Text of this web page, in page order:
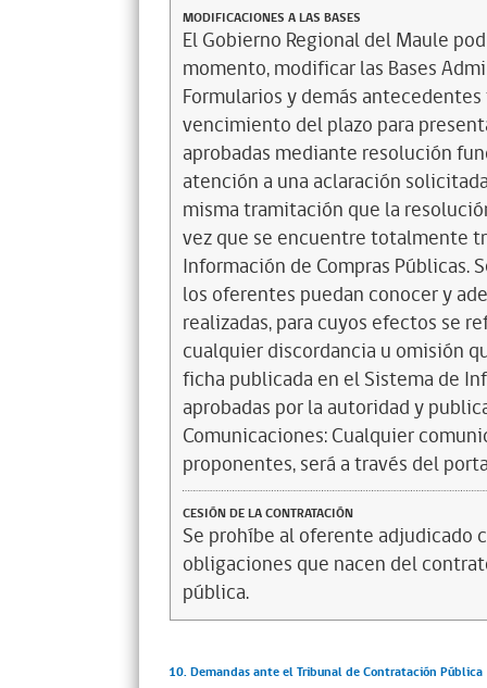
MODIFICACIONES A LAS BASES
El Gobierno Regional del Maule
momento, modificar las Bases
Formularios y demás
vencimiento del plazo para
aprobadas mediante resolución
atención a una aclaración
misma tramitación que la
vez que se encuentre totalmente
Información de Compras Públicas.
los oferentes puedan conocer y
realizadas, para cuyos efectos se
cualquier discordancia u omisión
ficha publicada en el Sistema de
aprobadas por la autoridad y
Comunicaciones: Cualquier
proponentes, será a través del
CESIÓN DE LA CONTRATACIÓN
Se prohíbe al oferente adjudicado
obligaciones que nacen del
pública.
10. Demandas ante el Tribunal de Contratación Pública